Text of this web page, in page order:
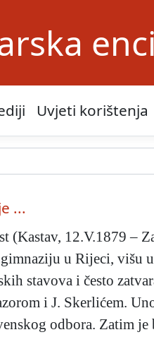
Uvjeti korištenja
...
(Kastav, 12.V.1879 –
u Rijeci, višu
stavova i često
i J. Skerlićem.
odbora. Zatim